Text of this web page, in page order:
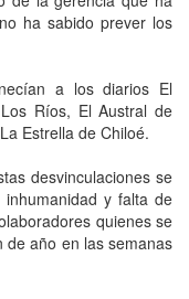
ha sabido prever los
a los diarios El
Ríos, El Austral de
Estrella de Chiloé.
desvinculaciones se
y falta de
quienes se
de año en las semanas